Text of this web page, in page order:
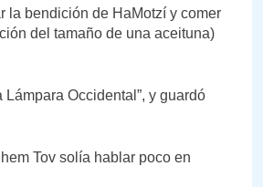
la bendición de HaMotzí y comer
del tamaño de una aceituna)
Lámpara Occidental”, y guardó
Tov solía hablar poco en